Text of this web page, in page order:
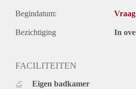
Begindatum:
Bezichtiging In
FACILITEITEN
Eigen badkamer